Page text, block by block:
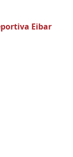
Eibar